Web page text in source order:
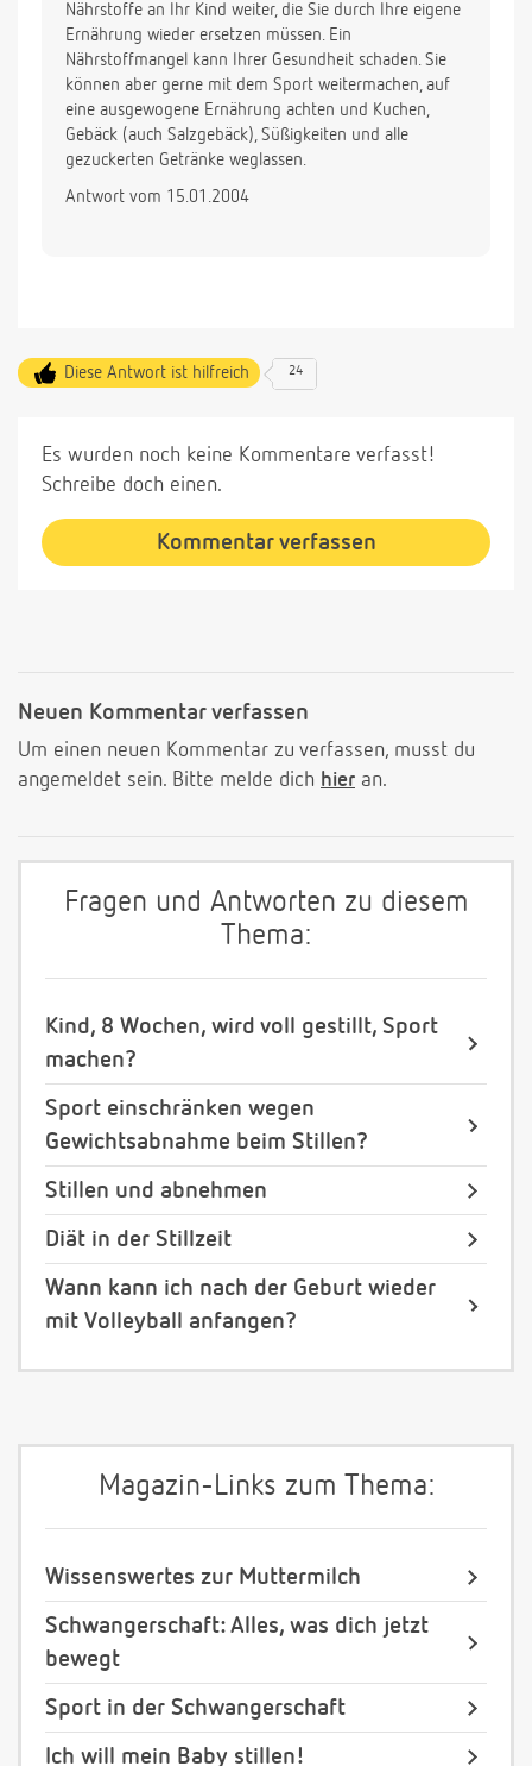
Nährstoffe an Ihr Kind weiter, die Sie durch Ihre eigene
Ernährung wieder ersetzen müssen. Ein
Nährstoffmangel kann Ihrer Gesundheit schaden. Sie
können aber gerne mit dem Sport weitermachen, auf
eine ausgewogene Ernährung achten und Kuchen,
Gebäck (auch Salzgebäck), Süßigkeiten und alle
gezuckerten Getränke weglassen.
Antwort vom 15.01.2004
Diese Antwort ist hilfreich 24
Es wurden noch keine Kommentare verfasst!
Schreibe doch einen.
Kommentar verfassen
Neuen Kommentar verfassen
Um einen neuen Kommentar zu verfassen, musst du
angemeldet sein. Bitte melde dich hier an.
Fragen und Antworten zu diesem
Thema:
Kind, 8 Wochen, wird voll gestillt, Sport
machen?
Sport einschränken wegen
Gewichtsabnahme beim Stillen?
Stillen und abnehmen
Diät in der Stillzeit
Wann kann ich nach der Geburt wieder
mit Volleyball anfangen?
Magazin-Links zum Thema:
Wissenswertes zur Muttermilch
Schwangerschaft: Alles, was dich jetzt
bewegt
Sport in der Schwangerschaft
Ich will mein Baby stillen!